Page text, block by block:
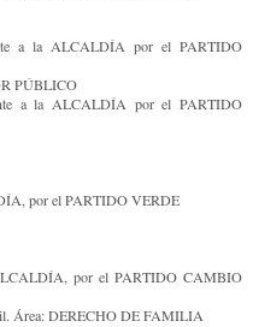
a la ALCALDÍA por el PARTIDO
PÚBLICO
a la ALCALDÍA por el PARTIDO
por el PARTIDO VERDE
por el PARTIDO CAMBIO
Área: DERECHO DE FAMILIA